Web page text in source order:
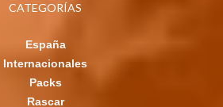
CATEGORÍAS
España
Internacionales
Packs
Rascar